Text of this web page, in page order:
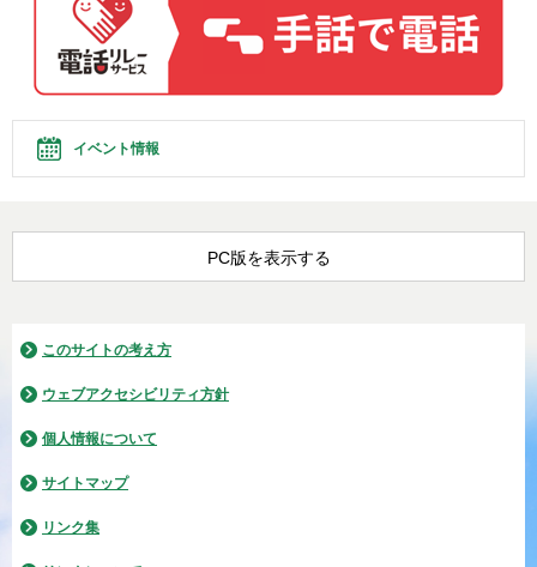
イベント情報
PC版を表示する
このサイトの考え方
ウェブアクセシビリティ方針
個人情報について
サイトマップ
リンク集